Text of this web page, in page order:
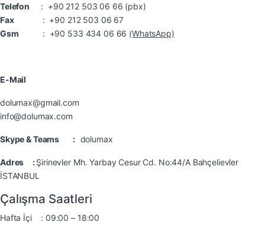
Telefon : +90 212 503 06 66 (pbx)
Fax
: +90 212 503 06 67
Gsm
: +90 533 434 06 66 (WhatsApp)
E-Mail
dolumax@gmail.com
info@dolumax.com
Skype & Teams : dolumax
Adres :Şirinevler Mh. Yarbay Cesur Cd. No:44/A Bahçelievler
İSTANBUL
Çalışma Saatleri
Hafta İçi : 09:00 – 18:00